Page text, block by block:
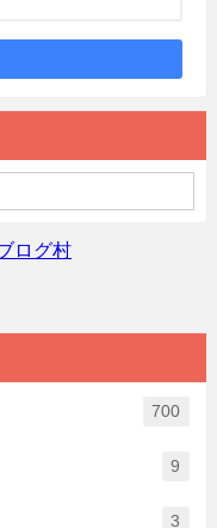
ログ村
700
9
3